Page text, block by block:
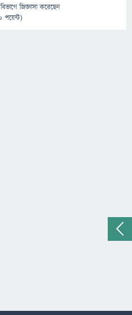
জিজ্ঞাসাকরেছেন
পয়েন্ট)